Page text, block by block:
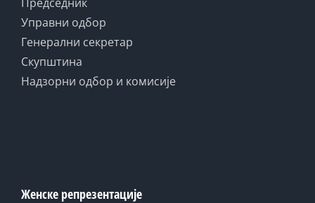
Управни одбор
Генерални секретар
Скупштина
Надзорни одбор и комисије
Женске репрезентације